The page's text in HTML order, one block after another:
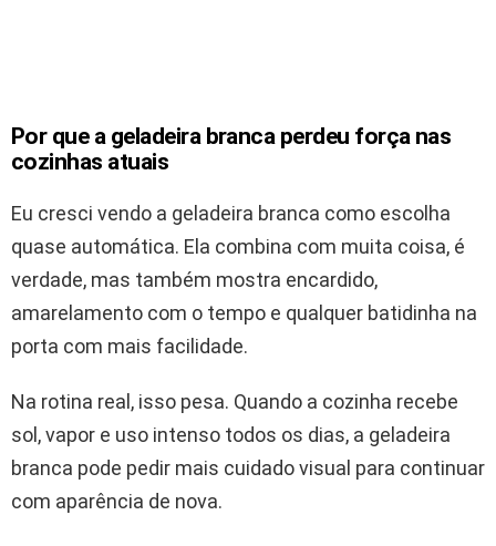
Por que a geladeira branca perdeu força nas
cozinhas atuais
Eu cresci vendo a geladeira branca como escolha
quase automática. Ela combina com muita coisa, é
verdade, mas também mostra encardido,
amarelamento com o tempo e qualquer batidinha na
porta com mais facilidade.
Na rotina real, isso pesa. Quando a cozinha recebe
sol, vapor e uso intenso todos os dias, a geladeira
branca pode pedir mais cuidado visual para continuar
com aparência de nova.